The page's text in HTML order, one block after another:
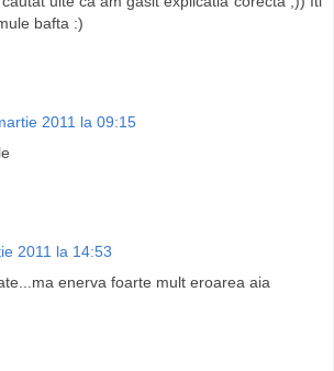
bafta :)
2011 la 09:15
2011 la 14:53
enerva foarte mult eroarea aia